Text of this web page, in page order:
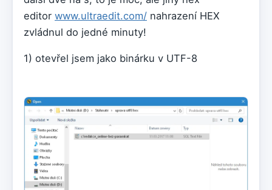
editor www.ultraedit.com/ nahrazení HEX
zvládnul do jedné minuty!
1) otevřel jsem jako binárku v UTF-8